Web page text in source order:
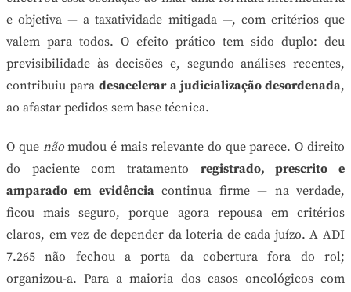
e objetiva — a taxatividade mitigada —, com critérios que
valem para todos. O efeito prático tem sido duplo: deu
previsibilidade às decisões e, segundo análises recentes,
contribuiu paradesacelerar a judicialização desordenada,
ao afastar pedidos sem base técnica.
O que nãomudou é mais relevante do que parece. O direito
do paciente com tratamento registrado, prescrito e
amparado em evidênciacontinua firme — na verdade,
ficou mais seguro, porque agora repousa em critérios
claros, em vez de depender da loteria de cada juízo. A ADI
7.265 não fechou a porta da cobertura fora do rol;
organizou-a. Para a maioria dos casos oncológicos com